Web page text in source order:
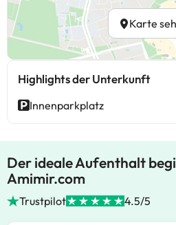
Karte
Highlights der Unterkunft
Innenparkplatz
Der ideale Aufenthalt
Amimir.com
Trustpilot 4.5/5